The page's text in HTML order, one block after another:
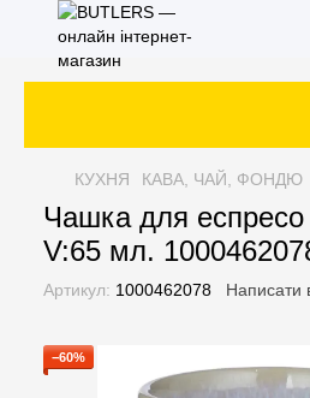
КУХНЯ КАВА, ЧАЙ, ФОНДЮ
Чашка для
V:65 мл.
Артикул: 1000462078 Написати
−60%